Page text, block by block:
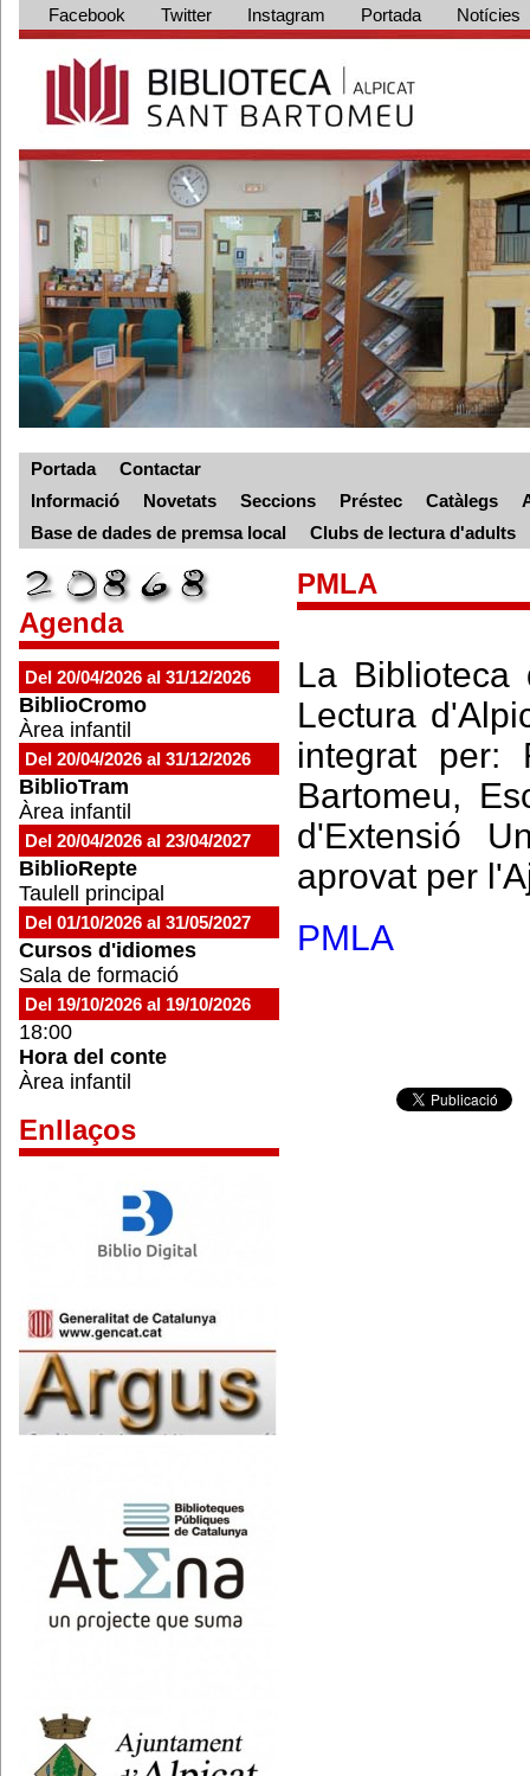
Facebook Twitter Instagram Portada Notícies
Portada
Contactar
Informació
Novetats Seccions Préstec Catàlegs
Base de dades de premsa local
Clubs de lectura d'adults
Agenda
Del 20/04/2026 al 31/12/2026
BiblioCromo
Àrea infantil
Del 20/04/2026 al 31/12/2026
BiblioTram
Àrea infantil
Del 20/04/2026 al 23/04/2027
BiblioRepte
Taulell principal
Del 01/10/2026 al 31/05/2027
Cursos d'idiomes
Sala de formació
Del 19/10/2026 al 19/10/2026
18:00
Hora del conte
Àrea infantil
Enllaços
PMLA
La Biblioteca
Lectura
integrat per:
Bartomeu,
d'Extensió
aprovat per
PMLA